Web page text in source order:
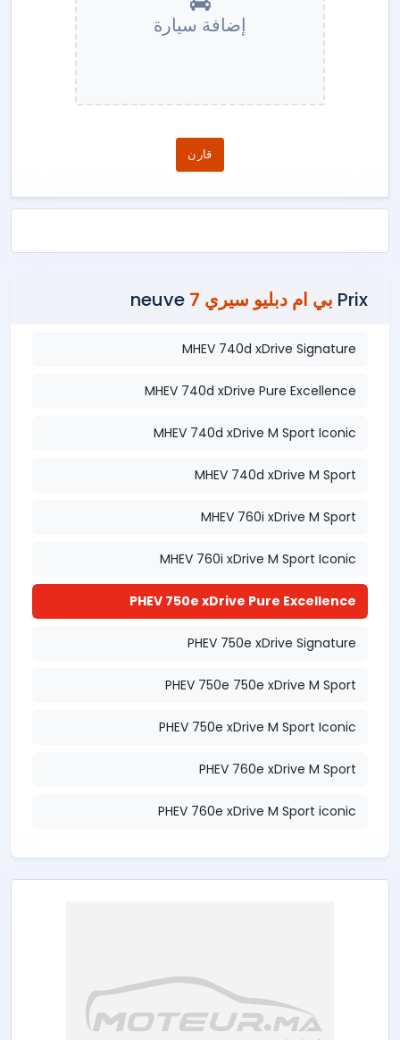
إضافة سيارة
قارن
Prix بي ام دبليو سيري 7
MHEV 740d xDrive Signature
MHEV 740d xDrive Pure Excellence
MHEV 740d xDrive M Sport Iconic
MHEV 740d xDrive M Sport
MHEV 760i xDrive M Sport
MHEV 760i xDrive M Sport Iconic
PHEV 750e xDrive Pure Excellence
PHEV 750e xDrive Signature
PHEV 750e 750e xDrive M Sport
PHEV 750e xDrive M Sport Iconic
PHEV 760e xDrive M Sport
PHEV 760e xDrive M Sport iconic